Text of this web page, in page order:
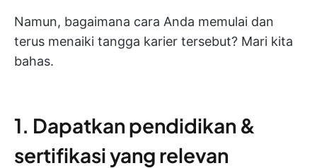
Namun, bagaimana cara Anda memulai dan
terus menaiki tangga karier tersebut? Mari kita
bahas.
1. Dapatkan pendidikan &
sertifikasi yang relevan